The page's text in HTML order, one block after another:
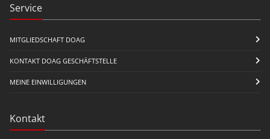
Service
MITGLIEDSCHAFT DOAG
KONTAKT DOAG GESCHÄFTSTELLE
MEINE EINWILLIGUNGEN
Kontakt